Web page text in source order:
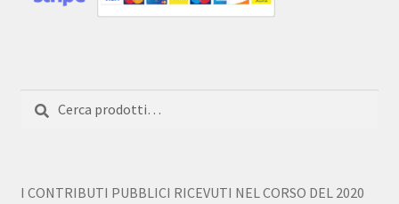
I CONTRIBUTI PUBBLICI RICEVUTI NEL CORSO DEL 2020